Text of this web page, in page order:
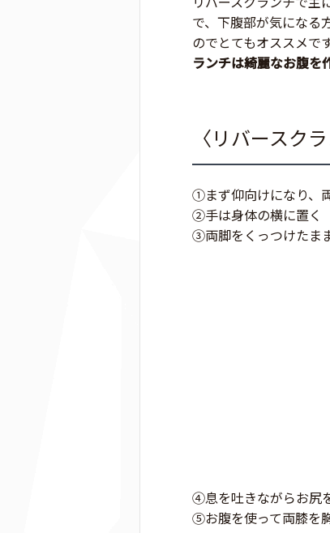
で、下腹部が気になる
のでとてもオススメで
ランチは綺麗なお腹を
〈リバースク
①まず仰向けになり、
②手は身体の横に置く
③両脚をくっつけたま
④息を吐きながらお尻
⑤お腹を使って両膝を